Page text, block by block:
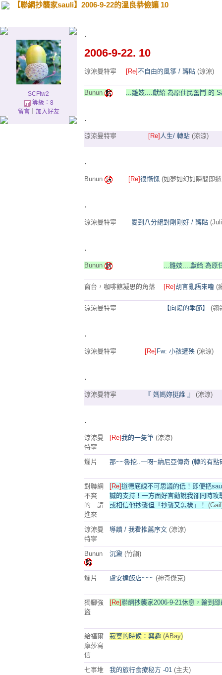
【聯網抄襲家sauli】2006-9-22的溫良恭儉讓 10
SCFtw2
等級：8
留言｜ 加入好友
.
2006-9-22. 10
涼涼曼特寧 [Re]不自由的風箏 / 轉貼 (涼涼)
Bunun ...雛妓....獻給 為原住民奮鬥 的
.
涼涼曼特寧 [Re] 人生/ 轉貼 (涼涼)
.
Bunun [Re]很慚愧 (如夢如幻如瞬間即
.
涼涼曼特寧 愛到八分絕對剛剛好 / 轉貼
.
Bunun ...雛妓....獻給 為原
窗台，咖啡館凝思的角落 [Re]胡言亂語來嚕 (
涼涼曼特寧 【向陽的季節】 (翎
.
涼涼曼特寧 [Re] Fw: 小孩遭殃 (涼涼)
.
涼涼曼特寧 『 媽媽妳挺誰 』 (涼涼)
.
涼涼曼
特寧
[Re]我的一隻筆 (涼涼)
爛片 那~~魯挖..一呀~納尼亞傳奇 (轉的有點
對聯網
不爽
的 請
進來
[Re]道德底線不可思議的低！即便把
誠的支持！一方面好言勸說我卻同時
或相信他抄襲但「抄襲又怎樣」！
涼涼曼
特寧
導讀 / 我看推薦序文 (涼涼)
Bunun 沉澱 (竹韻)
爛片 盧安達飯店~~~ (神奇傑克)
獨腳強
盜
[Re]聯網抄襲家2006-9-21休息，輪到
給福爾
摩莎寫
信
寂寞的時候：興趣 (ABay)
七事堆 我的旅行食療秘方 -01 (主夫)